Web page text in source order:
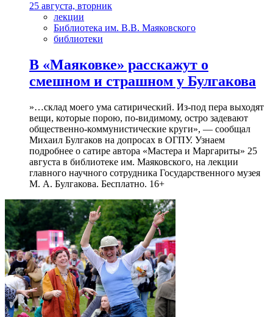
25 августа, вторник
лекции
Библиотека им. В.В. Маяковского
библиотеки
В «Маяковке» расскажут о
смешном и страшном у Булгакова
»…склад моего ума сатирический. Из-под пера выходят
вещи, которые порою, по-видимому, остро задевают
общественно-коммунистические круги», — сообщал
Михаил Булгаков на допросах в ОГПУ. Узнаем
подробнее о сатире автора «Мастера и Маргариты» 25
августа в библиотеке им. Маяковского, на лекции
главного научного сотрудника Государственного музея
М. А. Булгакова. Бесплатно. 16+